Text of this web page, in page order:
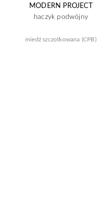
MODERN PROJECT
haczyk podwójny
miedź szczotkowana (CPB)